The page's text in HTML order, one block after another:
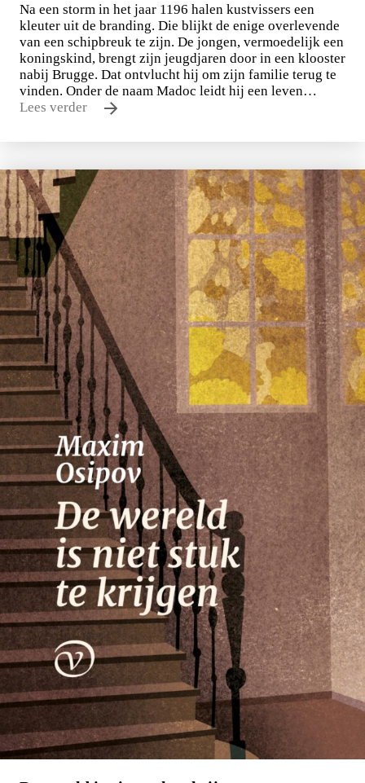
Nico Dros
Willem die Madoc maakte
€29,00
LEES MEER
Na een storm in het jaar 1196 halen kustvissers een
kleuter uit de branding. Die blijkt de enige overlevende
van een schipbreuk te zijn. De jongen, vermoedelijk een
koningskind, brengt zijn jeugdjaren door in een klooster
nabij Brugge. Dat ontvlucht hij om zijn familie terug te
vinden. Onder de naam Madoc leidt hij een leven…
Lees verder